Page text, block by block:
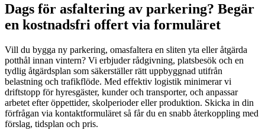
Dags för asfaltering av parkering? Begär
en kostnadsfri offert via formuläret
Vill du bygga ny parkering, omasfaltera en sliten yta eller åtgärda
potthål innan vintern? Vi erbjuder rådgivning, platsbesök och en
tydlig åtgärdsplan som säkerställer rätt uppbyggnad utifrån
belastning och trafikflöde. Med effektiv logistik minimerar vi
driftstopp för hyresgäster, kunder och transporter, och anpassar
arbetet efter öppettider, skolperioder eller produktion. Skicka in din
förfrågan via kontaktformuläret så får du en snabb återkoppling med
förslag, tidsplan och pris.